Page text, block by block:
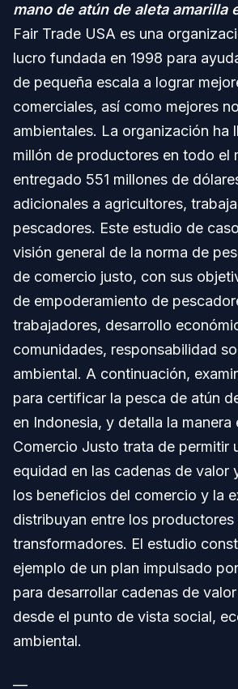
mano de atún de aleta amarilla
Fair Trade USA es una
lucro fundada en 1998 para
de pequeña escala a lograr
comerciales, así como mejores
ambientales. La organización ha
millón de productores en todo el
entregado 551 millones de
adicionales a agricultores,
pescadores. Este estudio de
visión general de la norma de
de comercio justo, con sus
de empoderamiento de
trabajadores, desarrollo
comunidades, responsabilidad
ambiental. A continuación,
para certificar la pesca de atún
en Indonesia, y detalla la manera
Comercio Justo trata de permitir
equidad en las cadenas de valor
los beneficios del comercio y la
distribuyan entre los productores
transformadores. El estudio
ejemplo de un plan impulsado
para desarrollar cadenas de
desde el punto de vista social,
ambiental.
—